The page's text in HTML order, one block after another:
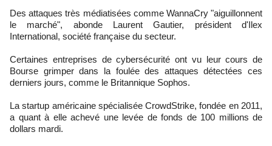
Des attaques très médiatisées comme WannaCry "aiguillonnent
le marché", abonde Laurent Gautier, président d'Ilex
International, société française du secteur.
Certaines entreprises de cybersécurité ont vu leur cours de
Bourse grimper dans la foulée des attaques détectées ces
derniers jours, comme le Britannique Sophos.
La startup américaine spécialisée CrowdStrike, fondée en 2011,
a quant à elle achevé une levée de fonds de 100 millions de
dollars mardi.